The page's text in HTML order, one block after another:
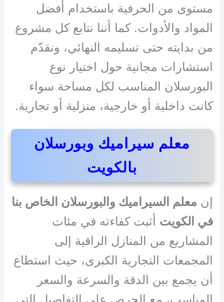
مستوى من الحرفية باستخدام أفضل
المواد والأدوات. كما أننا نتابع كل مشروع
من بدايته حتى تسليمه النهائي، ونقدّم
استشارات مجانية حول اختيار نوع
البورسلان المناسب لكل مساحة سواء
كانت داخلية أو خارجية، منزلية أو تجارية.
معلم سيراميك وبورسلان
بالكويت
إن معلم السيراميك والبورسلان الخاص بنا
في الكويت أثبت كفاءته في مئات
المشاريع من المنازل الراقية إلى
المجمعات التجارية الكبرى، حيث استطاع
أن يجمع بين الدقة والسرعة والسعر